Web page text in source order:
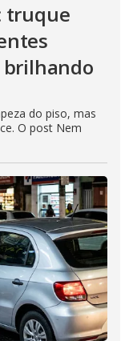
truque
brilhando
do piso, mas
O post Nem